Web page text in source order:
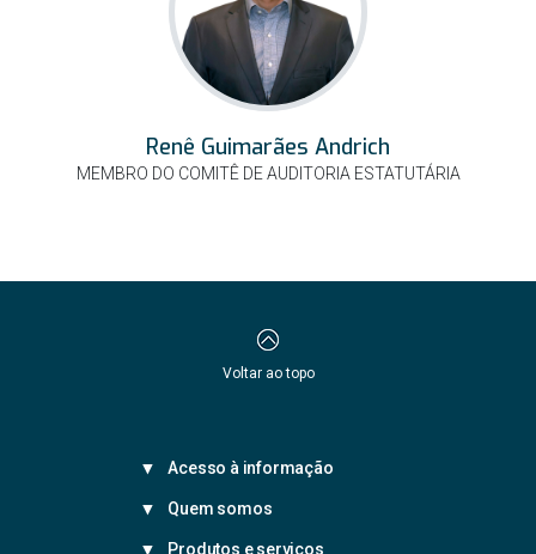
Renê Guimarães Andrich
MEMBRO DO COMITÊ DE AUDITORIA ESTATUTÁRIA
Voltar ao topo
Acesso à informação
Quem somos
Produtos e serviços